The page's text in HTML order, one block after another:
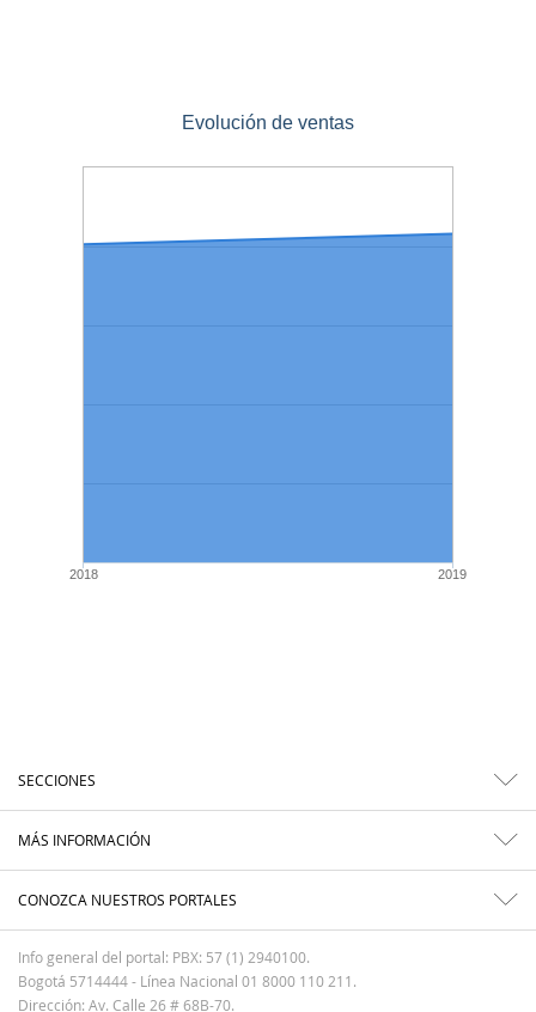
Evolución de ventas
2018 2019
SECCIONES
MÁS INFORMACIÓN
CONOZCA NUESTROS PORTALES
Info general del portal: PBX: 57 (1) 2940100.
Bogotá 5714444 - Línea Nacional 01 8000 110 211.
Dirección: Av. Calle 26 # 68B-70.